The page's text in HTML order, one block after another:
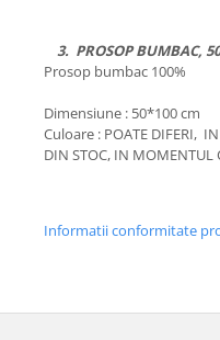
3. PROSOP BUMBAC,
Prosop bumbac 100%
Dimensiune : 50*100 cm
Culoare : POATE DIFERI,
DIN STOC, IN MOMENTUL
Informatii conformitate